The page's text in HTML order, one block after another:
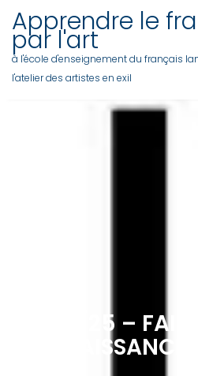
content
Apprendre le
par l'art
à l'école d'enseignement du français
l'atelier des artistes en exil
04/03/25 – FAIRE
CONNAISSANCE